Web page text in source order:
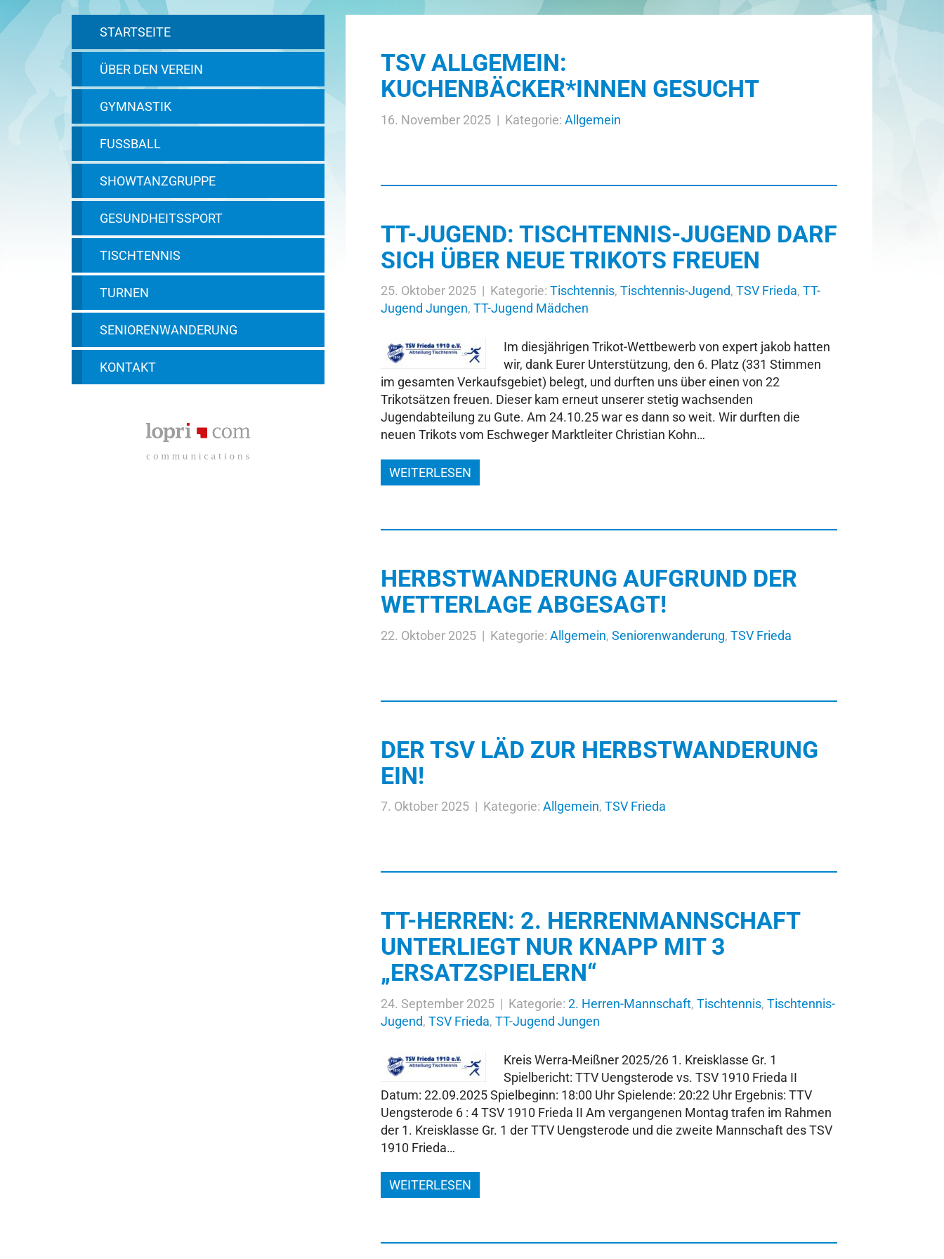
STARTSEITE
ÜBER DEN VEREIN
GYMNASTIK
FUSSBALL
SHOWTANZGRUPPE
GESUNDHEITSSPORT
TISCHTENNIS
TURNEN
SENIORENWANDERUNG
KONTAKT
TSV ALLGEMEIN:
KUCHENBÄCKER*INNEN GESUCHT
16. November 2025 | Kategorie: Allgemein
TT-JUGEND: TISCHTENNIS-JUGEND DARF
SICH ÜBER NEUE TRIKOTS FREUEN
25. Oktober 2025 | Kategorie: Tischtennis, Tischtennis-Jugend, TSV Frieda, TT-
Jugend Jungen, TT-Jugend Mädchen
Im diesjährigen Trikot-Wettbewerb von expert jakob hatten
wir, dank Eurer Unterstützung, den 6. Platz (331 Stimmen
im gesamten Verkaufsgebiet) belegt, und durften uns über einen von 22
Trikotsätzen freuen. Dieser kam erneut unserer stetig wachsenden
Jugendabteilung zu Gute. Am 24.10.25 war es dann so weit. Wir durften die
neuen Trikots vom Eschweger Marktleiter Christian Kohn…
WEITERLESEN
HERBSTWANDERUNG AUFGRUND DER
WETTERLAGE ABGESAGT!
22. Oktober 2025 | Kategorie: Allgemein, Seniorenwanderung, TSV Frieda
DER TSV LÄD ZUR HERBSTWANDERUNG
EIN!
7. Oktober 2025 | Kategorie: Allgemein, TSV Frieda
TT-HERREN: 2. HERRENMANNSCHAFT
UNTERLIEGT NUR KNAPP MIT 3
„ERSATZSPIELERN“
24. September 2025 | Kategorie: 2. Herren-Mannschaft, Tischtennis, Tischtennis-
Jugend, TSV Frieda, TT-Jugend Jungen
Kreis Werra-Meißner 2025/26 1. Kreisklasse Gr. 1
Spielbericht: TTV Uengsterode vs. TSV 1910 Frieda II
Datum: 22.09.2025 Spielbeginn: 18:00 Uhr Spielende: 20:22 Uhr Ergebnis: TTV
Uengsterode 6 : 4 TSV 1910 Frieda II Am vergangenen Montag trafen im Rahmen
der 1. Kreisklasse Gr. 1 der TTV Uengsterode und die zweite Mannschaft des TSV
1910 Frieda…
WEITERLESEN